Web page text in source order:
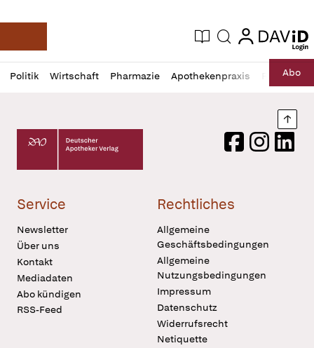
Deutsche Apotheker Zeitung
Aktuelle Ausgabe
Suche login
login
Politik Wirtschaft Pharmazie Apothekenpraxis RechtAbo
Profil
öffnen
Daz
Pur
Deutscher Apotheker Verlag Logo
FacebookInstagram
Service
Newsletter
Über uns
Kontakt
Mediadaten
Abo kündigen
RSS-Feed
Rechtliches
Allgemeine
Geschäftsbedingungen
Allgemeine
Nutzungsbedingungen
Impressum
Datenschutz
Widerrufsrecht
Netiquette